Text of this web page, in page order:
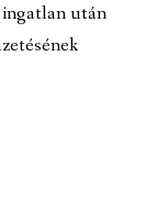
után